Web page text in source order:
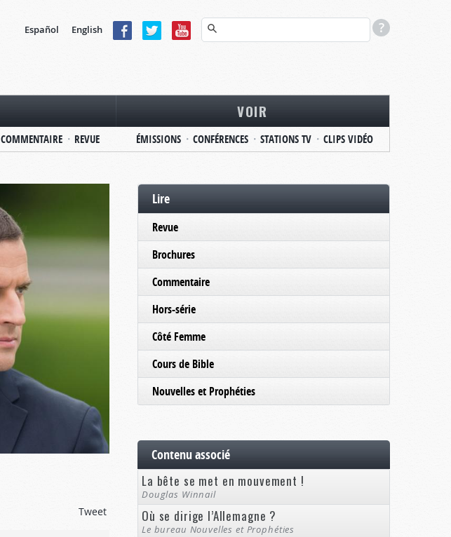
Español English
COMMENTAIRE REVUE
VOIR
ÉMISSIONS CONFÉRENCES STATIONS TV CLIPS VIDÉO
Tweet
Lire
Revue
Brochures
Commentaire
Hors-série
Côté Femme
Cours de Bible
Nouvelles et Prophéties
Contenu associé
La bête se met en mouvement !
Douglas Winnail
Où se dirige l’Allemagne ?
Le bureau Nouvelles et Prophéties